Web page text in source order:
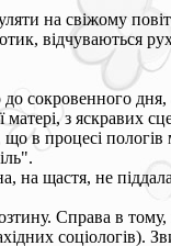
на свіжому
відчуваються
сокровенного
з яскравих
в процесі
на щастя, не
Справа в